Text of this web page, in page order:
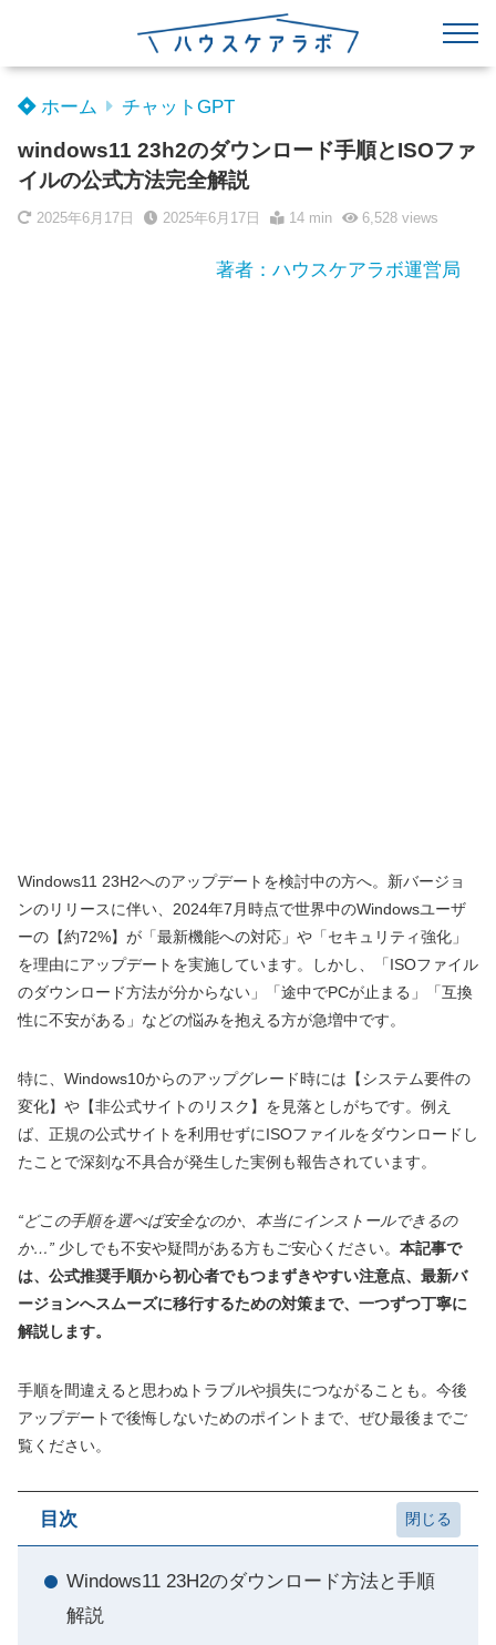
ホーム チャットGPT
windows11 23h2のダウンロード手順とISOファ
イルの公式方法完全解説
2025年6月17日 2025年6月17日 14 min 6,528views
著者：ハウスケアラボ運営局
Windows11 23H2へのアップデートを検討中の方へ。新バージョ
ンのリリースに伴い、2024年7月時点で世界中のWindowsユーザ
ーの【約72%】が「最新機能への対応」や「セキュリティ強化」
を理由にアップデートを実施しています。しかし、「ISOファイル
のダウンロード方法が分からない」「途中でPCが止まる」「互換
性に不安がある」などの悩みを抱える方が急増中です。
特に、Windows10からのアップグレード時には【システム要件の
変化】や【非公式サイトのリスク】を見落としがちです。例え
ば、正規の公式サイトを利用せずにISOファイルをダウンロードし
たことで深刻な不具合が発生した実例も報告されています。
“どこの手順を選べば安全なのか、本当にインストールできるの
か…” 少しでも不安や疑問がある方もご安心ください。 本記事で
は、公式推奨手順から初心者でもつまずきやすい注意点、最新バ
ージョンへスムーズに移行するための対策まで、一つずつ丁寧に
解説します。
手順を間違えると思わぬトラブルや損失につながることも。今後
アップデートで後悔しないためのポイントまで、ぜひ最後までご
覧ください。
目次
Windows11 23H2のダウンロード方法と手順
解説